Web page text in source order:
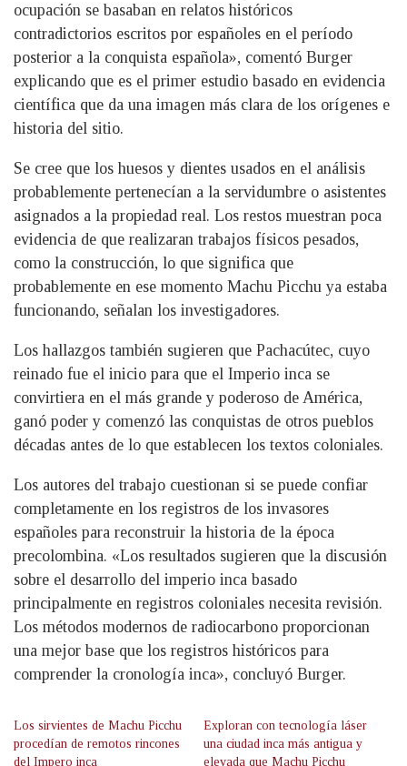
ocupación se basaban en relatos históricos
contradictorios escritos por españoles en el período
posterior a la conquista española», comentó Burger
explicando que es el primer estudio basado en evidencia
científica que da una imagen más clara de los orígenes e
historia del sitio.
Se cree que los huesos y dientes usados ​​en el análisis
probablemente pertenecían a la servidumbre o asistentes
asignados a la propiedad real. Los restos muestran poca
evidencia de que realizaran trabajos físicos pesados,
como la construcción, lo que significa que
probablemente en ese momento Machu Picchu ya estaba
funcionando, señalan los investigadores.
Los hallazgos también sugieren que Pachacútec, cuyo
reinado fue el inicio para que el Imperio inca se
convirtiera en el más grande y poderoso de América,
ganó poder y comenzó las conquistas de otros pueblos
décadas antes de lo que establecen los textos coloniales.
Los autores del trabajo cuestionan si se puede confiar
completamente en los registros de los invasores
españoles para reconstruir la historia de la época
precolombina. «Los resultados sugieren que la discusión
sobre el desarrollo del imperio inca basado
principalmente en registros coloniales necesita revisión.
Los métodos modernos de radiocarbono proporcionan
una mejor base que los registros históricos para
comprender la cronología inca», concluyó Burger.
Los sirvientes de Machu Picchu
procedían de remotos rincones
del Impero inca
Exploran con tecnología láser
una ciudad inca más antigua y
elevada que Machu Picchu